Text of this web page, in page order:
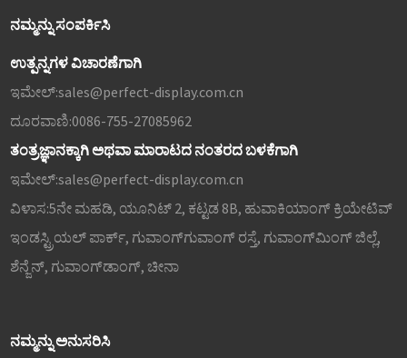
ನಮ್ಮನ್ನು ಸಂಪರ್ಕಿಸಿ
ಉತ್ಪನ್ನಗಳ ವಿಚಾರಣೆಗಾಗಿ
ಇಮೇಲ್:sales@perfect-display.com.cn
ದೂರವಾಣಿ:0086-755-27085962
ತಂತ್ರಜ್ಞಾನಕ್ಕಾಗಿ ಅಥವಾ ಮಾರಾಟದ ನಂತರದ ಬಳಕೆಗಾಗಿ
ಇಮೇಲ್:sales@perfect-display.com.cn
ವಿಳಾಸ:5ನೇ ಮಹಡಿ, ಯೂನಿಟ್ 2, ಕಟ್ಟಡ 8B, ಹುವಾಕಿಯಾಂಗ್ ಕ್ರಿಯೇಟಿವ್
ಇಂಡಸ್ಟ್ರಿಯಲ್ ಪಾರ್ಕ್, ಗುವಾಂಗ್‌ಗುವಾಂಗ್ ರಸ್ತೆ, ಗುವಾಂಗ್‌ಮಿಂಗ್ ಜಿಲ್ಲೆ,
ಶೆನ್ಜೆನ್, ಗುವಾಂಗ್‌ಡಾಂಗ್, ಚೀನಾ
ನಮ್ಮನ್ನು ಅನುಸರಿಸಿ